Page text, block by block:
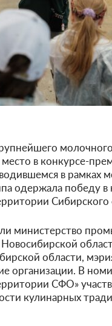
в конкурсе-
в рамках
одержала победу
министерство
области,
организации. В
СФО»
кулинарных